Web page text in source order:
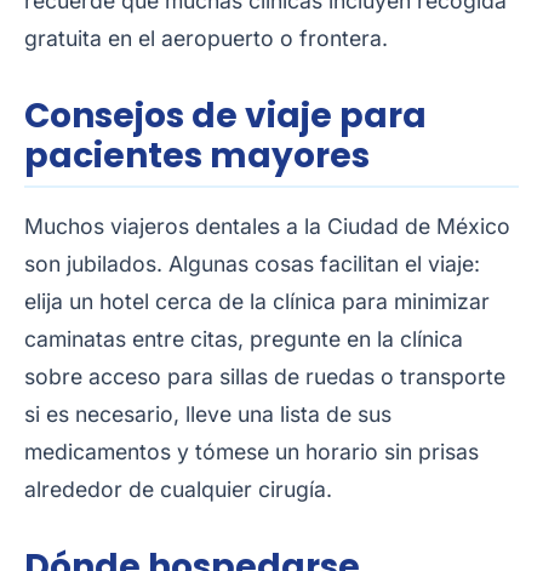
gratuita en el aeropuerto o frontera.
Consejos de viaje para
pacientes mayores
Muchos viajeros dentales a la Ciudad de México
son jubilados. Algunas cosas facilitan el viaje:
elija un hotel cerca de la clínica para minimizar
caminatas entre citas, pregunte en la clínica
sobre acceso para sillas de ruedas o transporte
si es necesario, lleve una lista de sus
medicamentos y tómese un horario sin prisas
alrededor de cualquier cirugía.